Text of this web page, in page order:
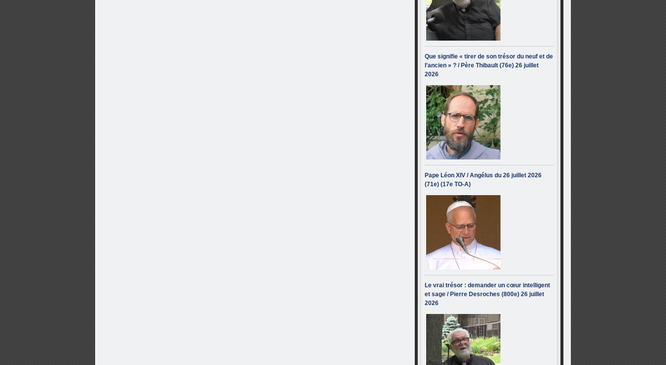
Que signifie « tirer de son trésor du neuf et de
l’ancien » ? / Père Thibault (76e) 26 juillet
2026
Pape Léon XIV / Angélus du 26 juillet 2026
(71e) (17e TO-A)
Le vrai trésor : demander un cœur intelligent
et sage / Pierre Desroches (800e) 26 juillet
2026